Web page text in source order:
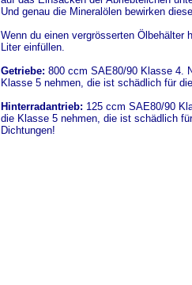
Und genau die Mineralölen bewirken
Wenn du einen vergrösserten Ölbehälter
Liter einfüllen.
Getriebe: 800 ccm SAE80/90 Klasse 4.
Klasse 5 nehmen, die ist schädlich für
Hinterradantrieb: 125 ccm SAE80/90
die Klasse 5 nehmen, die ist schädlich
Dichtungen!